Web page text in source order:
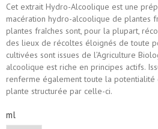
Cet extrait Hydro-Alcoolique est une
macération hydro-alcoolique de plantes
plantes fraîches sont, pour la plupart,
des lieux de récoltes éloignés de toute
cultivées sont issues de l’Agriculture
alcoolique est riche en principes actifs.
renferme également toute la potentialité
plante structurée par celle-ci.
ml